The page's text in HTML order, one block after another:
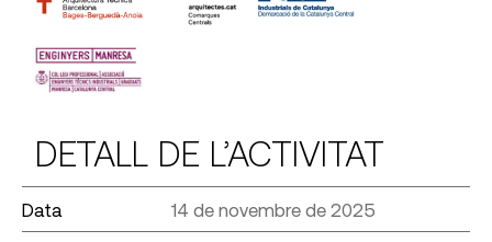
DETALL DE L’ACTIVITAT
Data 14 de novembre de 2025